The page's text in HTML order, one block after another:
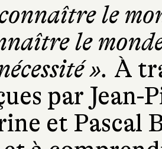
le
le
». À
par
et Pascal